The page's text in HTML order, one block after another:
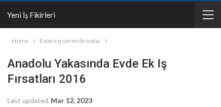
Yeni İş Fikirleri
Home Evlere iş veren firmalar
Anadolu Yakasında Evde Ek Iş
Fırsatları 2016
Last updated Mar 12, 2023